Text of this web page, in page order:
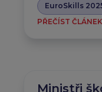
EuroSkills
PŘEČÍST ČLÁNEK
Ministři